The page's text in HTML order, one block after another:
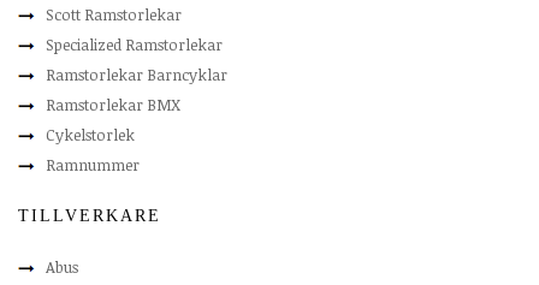
Scott Ramstorlekar
Specialized Ramstorlekar
Ramstorlekar Barncyklar
Ramstorlekar BMX
Cykelstorlek
Ramnummer
TILLVERKARE
Abus